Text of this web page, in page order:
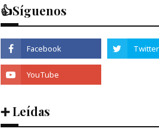
👍Síguenos
➕ Leídas